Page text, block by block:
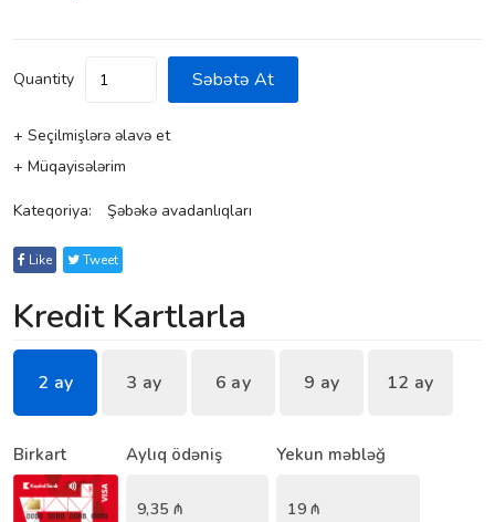
Quantity Səbətə At
+ Seçilmişlərə əlavə et
+ Müqayisələrim
Kateqoriya: Şəbəkə avadanlıqları
Like Tweet
Kredit Kartlarla
2 ay 3 ay 6 ay 9 ay 12 ay
Birkart Aylıq ödəniş
9,35 ₼
Yekun məbləğ
19₼